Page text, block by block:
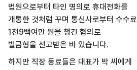
법원으로부터 타인 명의로 휴대전화를
개통한 것처럼 꾸며 통신사로부터 수수료
1천9백여만 원을 챙긴 혐의로
벌금형을 선고받은 바 있습니다.
하지만 직장 동료들은 대표가 박 씨에게